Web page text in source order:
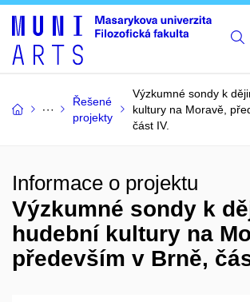
Řešené
projekty
Výzkumné sondy k
kultury na Moravě,
část IV.
Informace o projektu
Výzkumné sondy k
hudební kultury na
především v Brně,